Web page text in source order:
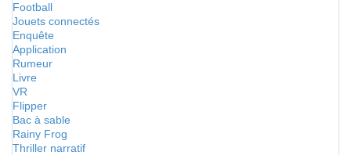
Football
Jouets connectés
Enquête
Application
Rumeur
Livre
VR
Flipper
Bac à sable
Rainy Frog
Thriller narratif